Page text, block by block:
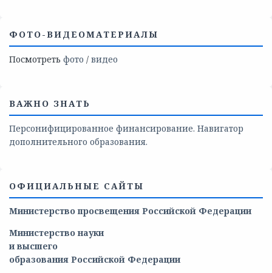
ФОТО-ВИДЕОМАТЕРИАЛЫ
Посмотреть фото / видео
ВАЖНО ЗНАТЬ
Персонифицированное финансирование. Навигатор
дополнительного образования.
ОФИЦИАЛЬНЫЕ САЙТЫ
Министерство просвещения Российской Федерации
Министерство науки
и высшего
образования Российской Федерации